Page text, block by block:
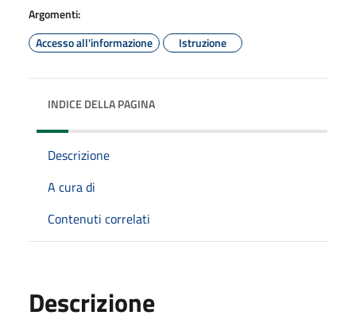
Argomenti:
Accesso all'informazione
Istruzione
INDICE DELLA PAGINA
Descrizione
A cura di
Contenuti correlati
Descrizione